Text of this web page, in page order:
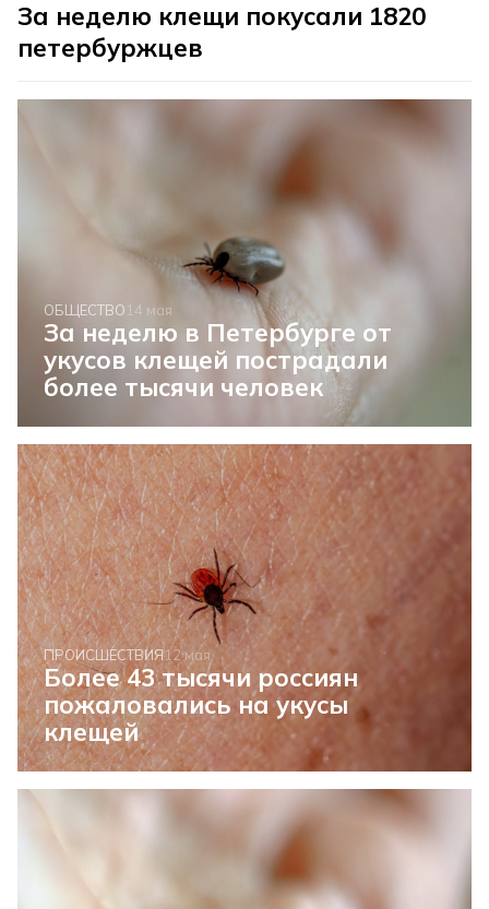
За неделю клещи покусали 1820
петербуржцев
ОБЩЕСТВО14 мая
За неделю в Петербурге от
укусов клещей пострадали
более тысячи человек
ПРОИСШЕСТВИЯ12 мая
Более 43 тысячи россиян
пожаловались на укусы
клещей